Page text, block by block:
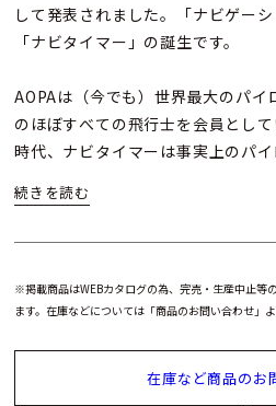
して発表されました。「ナビゲー
「ナビタイマー」の誕生です。
AOPAは（今でも）世界最大のパイ
のほぼすべての飛行士を会員とし
時代、ナビタイマーは事実上のパ
は、宇宙飛行士スコット・カーペン
ス・デイヴィスやセルジュ・ゲン
ブリティにも愛用され、ナビタイ
※掲載商品はWEBカタログの為、完売・生産中止等
ます。在庫などについては「商品のお問い合わせ」
在庫など商品のお